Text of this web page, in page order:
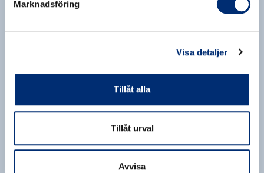
Marknadsföring
Visa detaljer
Tillåt alla
Tillåt urval
Avvisa